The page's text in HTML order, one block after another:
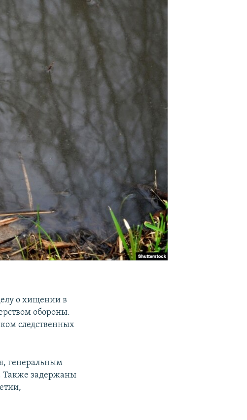
о хищении в
обороны.
следственных
генеральным
Также задержаны